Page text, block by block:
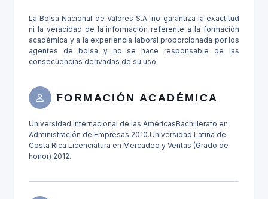
La Bolsa Nacional de Valores S.A. no garantiza la exactitud
ni la veracidad de la información referente a la formación
académica y a la experiencia laboral proporcionada por los
agentes de bolsa y no se hace responsable de las
consecuencias derivadas de su uso.
FORMACIÓN ACADÉMICA
Universidad Internacional de las AméricasBachillerato en
Administración de Empresas 2010.Universidad Latina de
Costa Rica Licenciatura en Mercadeo y Ventas (Grado de
honor) 2012.